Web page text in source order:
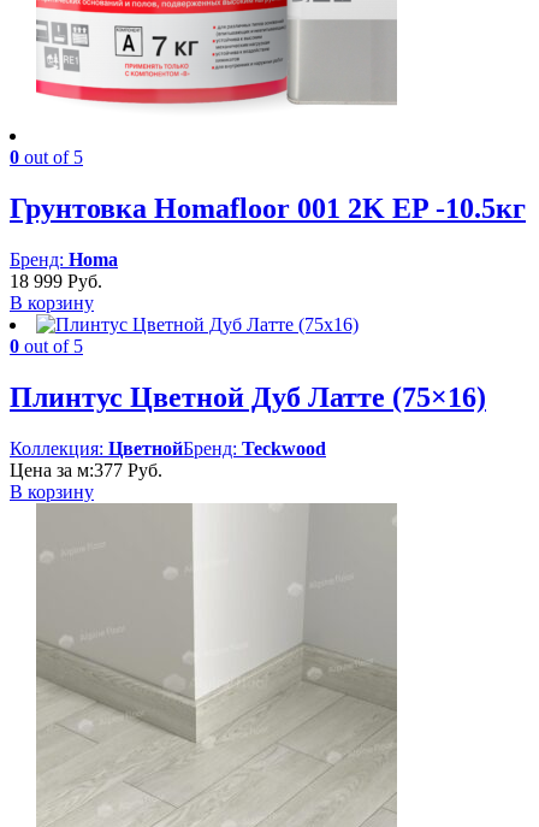
0 out of 5
Грунтовка Homafloor 001 2K EP -10.5кг
Бренд: Homa
18 999 Руб.
В корзину
0 out of 5
Плинтус Цветной Дуб Латте (75×16)
Коллекция: ЦветнойБренд: Teckwood
Цена за м:377 Руб.
В корзину